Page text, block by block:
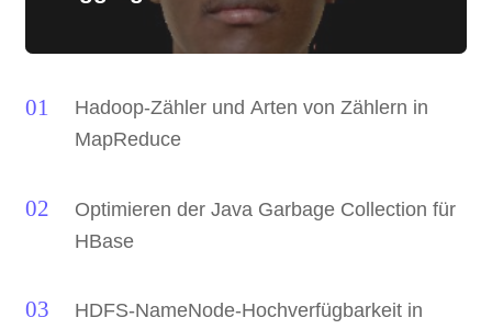
Hadoop-Zähler und Arten von Zählern in
MapReduce
Optimieren der Java Garbage Collection für
HBase
HDFS-NameNode-Hochverfügbarkeit in